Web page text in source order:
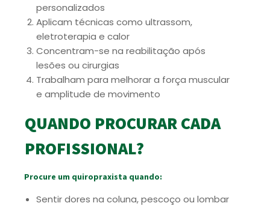
personalizados
Aplicam técnicas como ultrassom,
eletroterapia e calor
Concentram-se na reabilitação após
lesões ou cirurgias
Trabalham para melhorar a força muscular
e amplitude de movimento
QUANDO PROCURAR CADA
PROFISSIONAL?
Procure um quiropraxista quando:
Sentir dores na coluna, pescoço ou lombar